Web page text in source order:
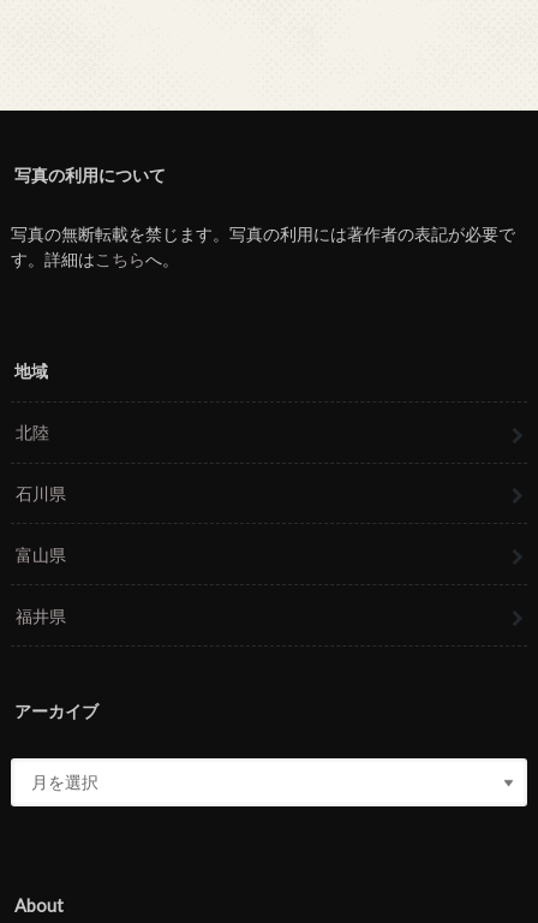
写真の利用について
写真の無断転載を禁じます。写真の利用には著作者の表記が必要で
す。詳細はこちらへ。
地域
北陸
石川県
富山県
福井県
アーカイブ
About